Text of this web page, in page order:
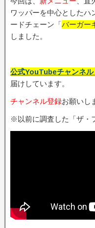
ワッパーを中心としたハ
ードチェーン「バーガー
しました。
公式YouTubeチャンネル
届けしています。
チャンネル登録お願いし
※以前に調査した「ザ・